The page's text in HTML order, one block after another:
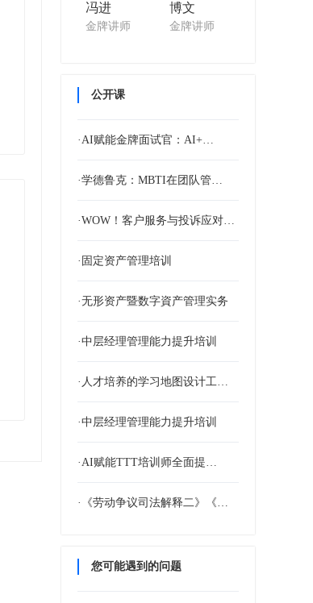
冯进
金牌讲师
博文
金牌讲师
公开课
·AI赋能金牌面试官：AI+…
·学德鲁克：MBTI在团队管…
·WOW！客户服务与投诉应对…
·固定资产管理培训
·无形资产暨数字資产管理实务
·中层经理管理能力提升培训
·人才培养的学习地图设计工作…
·中层经理管理能力提升培训
·AI赋能TTT培训师全面提…
·《劳动争议司法解释二》《超…
您可能遇到的问题